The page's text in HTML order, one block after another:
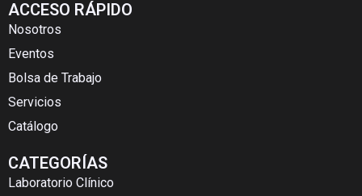
ACCESO RÁPIDO
Nosotros
Eventos
Bolsa de Trabajo
Servicios
Catálogo
CATEGORÍAS
Laboratorio Clínico